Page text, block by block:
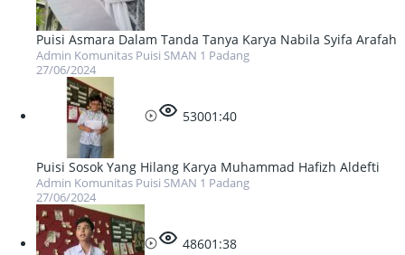
Puisi Asmara Dalam Tanda Tanya Karya Nabila Syifa Arafah
Admin Komunitas Puisi SMAN 1 Padang
27/06/2024
53001:40
Puisi Sosok Yang Hilang Karya Muhammad Hafizh Aldefti
Admin Komunitas Puisi SMAN 1 Padang
27/06/2024
48601:38